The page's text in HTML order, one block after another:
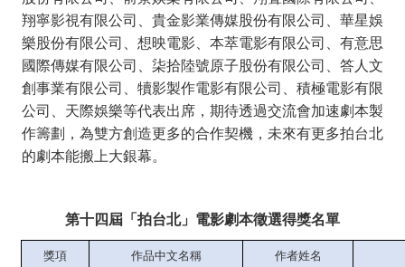
翔寧影視有限公司、貴金影業傳媒股份有限公司、華星娛
樂股份有限公司、想映電影、本萃電影有限公司、有意思
國際傳媒有限公司、柒拾陸號原子股份有限公司、答人文
創事業有限公司、犢影製作電影有限公司、積極電影有限
公司、天際娛樂等代表出席， 期待透過交流會加速劇本製
作籌劃，為雙方創造更多的合作契機， 未來有更多拍台北
的劇本能搬上大銀幕。
第十四屆「拍台北」電影劇本徵選得獎名單
獎項 作品中文名稱 作者姓名